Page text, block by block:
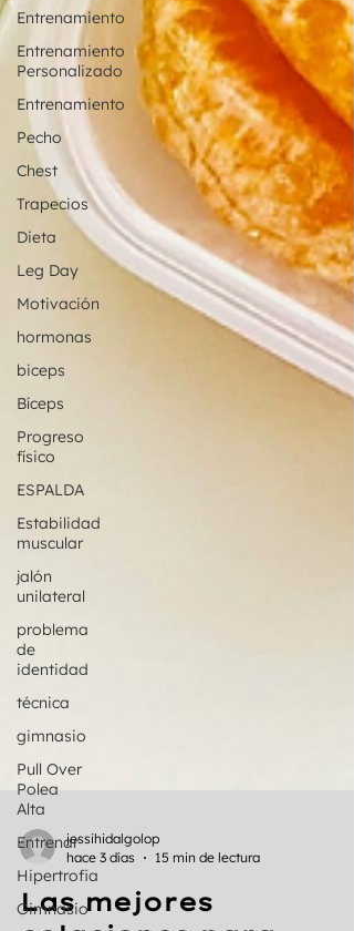
Entrenamiento
Entrenamiento
Personalizado
Entrenamiento
Pecho
Chest
Trapecios
Dieta
Leg Day
Motivación
hormonas
biceps
Bíceps
Progreso
físico
ESPALDA
Estabilidad
muscular
jalón
unilateral
problema
de
identidad
técnica
gimnasio
Pull Over
Polea
Alta
Entrenar
Hipertrofia
Gimnasio
jessihidalgolop
hace 3 días
15 min de lectura